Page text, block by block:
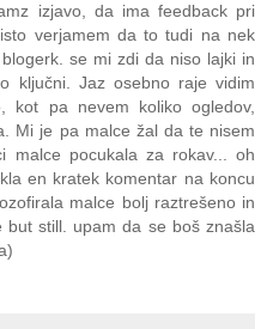
izjavo, da ima feedback pri
verjamem da to tudi na nek
se mi zdi da niso lajki in
ključni. Jaz osebno raje vidim
kot pa nevem koliko ogledov,
Mi je pa malce žal da te nisem
malce pocukala za rokav... oh
en kratek komentar na koncu
malce bolj raztrešeno in
still. upam da se boš znašla